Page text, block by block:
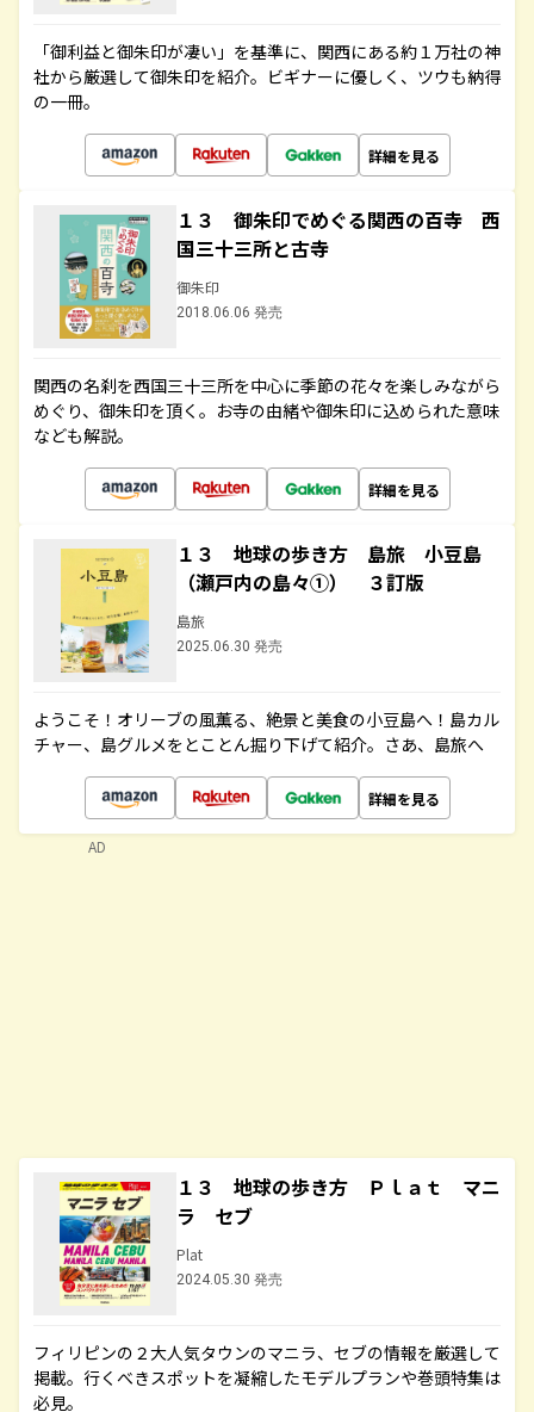
「御利益と御朱印が凄い」を基準に、関西にある約１万社の神
社から厳選して御朱印を紹介。ビギナーに優しく、ツウも納得
の一冊。
詳細を見る
１３ 御朱印でめぐる関西の百寺 西
国三十三所と古寺
御朱印
2018.06.06 発売
関西の名刹を西国三十三所を中心に季節の花々を楽しみながら
めぐり、御朱印を頂く。お寺の由緒や御朱印に込められた意味
なども解説。
詳細を見る
１３ 地球の歩き方 島旅 小豆島
（瀬戸内の島々①） ３訂版
島旅
2025.06.30 発売
ようこそ！オリーブの風薫る、絶景と美食の小豆島へ！島カル
チャー、島グルメをとことん掘り下げて紹介。さあ、島旅へ
詳細を見る
１３ 地球の歩き方 Ｐｌａｔ マニ
ラ セブ
Plat
2024.05.30 発売
フィリピンの２大人気タウンのマニラ、セブの情報を厳選して
掲載。行くべきスポットを凝縮したモデルプランや巻頭特集は
必見。
AD